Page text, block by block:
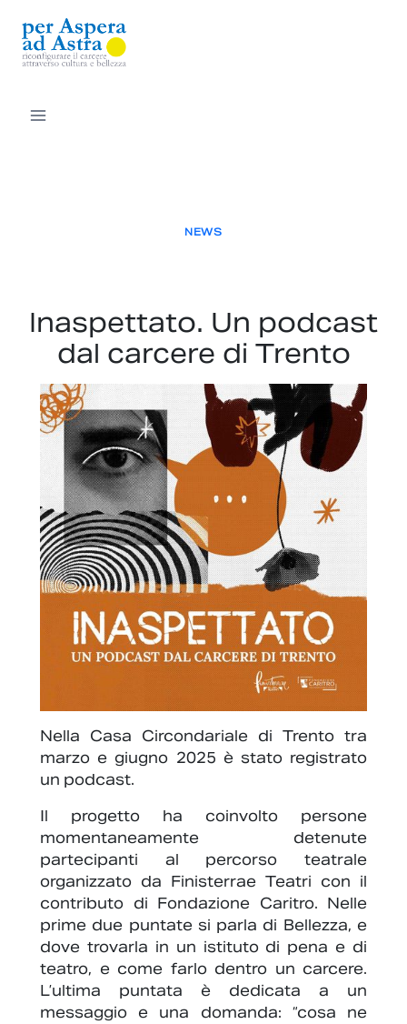
contenuto
NEWS
Inaspettato. Un podcast
dal carcere di Trento
Nella Casa Circondariale di Trento tra
marzo e giugno 2025 è stato registrato
un podcast.
Il progetto ha coinvolto persone
momentaneamente detenute
partecipanti al percorso teatrale
organizzato da Finisterrae Teatri con il
contributo di Fondazione Caritro. Nelle
prime due puntate si parla di Bellezza, e
dove trovarla in un istituto di pena e di
teatro, e come farlo dentro un carcere.
L’ultima puntata è dedicata a un
messaggio e una domanda: “cosa ne